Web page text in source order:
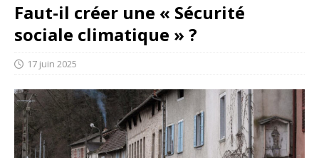
Faut-il créer une « Sécurité
sociale climatique » ?
17 juin 2025